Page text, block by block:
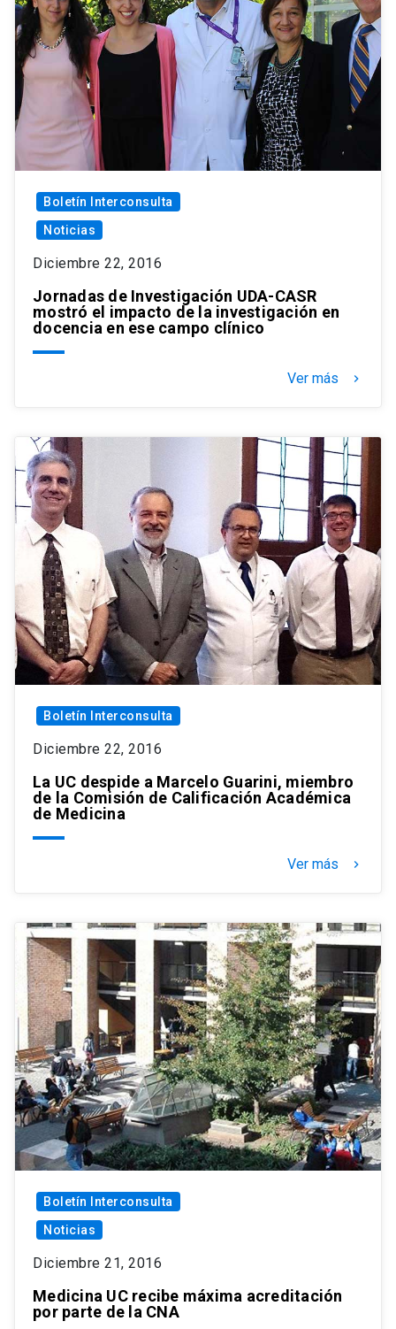
Boletín Interconsulta
Noticias
Diciembre 22, 2016
Jornadas de Investigación UDA-CASR
mostró el impacto de la investigación en
docencia en ese campo clínico
Ver más keyboard_arrow_right
Boletín Interconsulta
Diciembre 22, 2016
La UC despide a Marcelo Guarini, miembro
de la Comisión de Calificación Académica
de Medicina
Ver más keyboard_arrow_right
Boletín Interconsulta
Noticias
Diciembre 21, 2016
Medicina UC recibe máxima acreditación
por parte de la CNA